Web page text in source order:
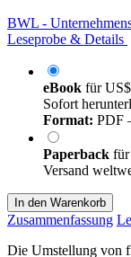
BWL -
eBook für
Sofort
Format:
Paperback
In den Warenkorb